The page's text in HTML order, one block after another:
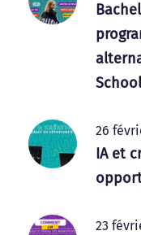
School
26
IA et
23